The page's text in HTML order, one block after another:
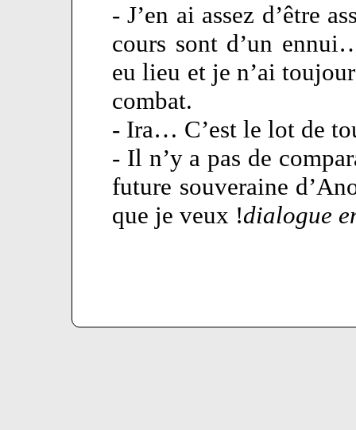
- J’en ai assez d’être
cours sont d’un
eu lieu et je n’ai
combat.
- Ira… C’est le lot de
- Il n’y a pas de
future souveraine
que je veux !dialogue